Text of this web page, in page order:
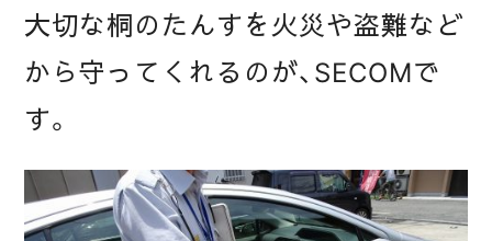
大切な桐のたんすを火災や盗難など
から守ってくれるのが、SECOMで
す。